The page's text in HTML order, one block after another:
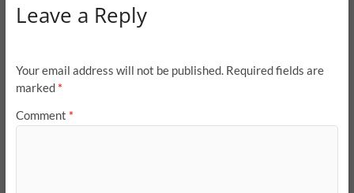
Leave a Reply
Your email address will not be published. Required fields are
marked *
Comment *